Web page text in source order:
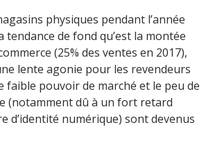
physiques pendant l’année
tendance de fond qu’est la montée
(25% des ventes en 2017),
lente agonie pour les revendeurs
faible pouvoir de marché et le peu de
(notamment dû à un fort retard
d’identité numérique) sont devenus